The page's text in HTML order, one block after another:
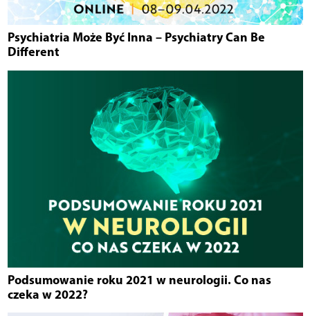
Psychiatria Może Być Inna – Psychiatry Can Be
Different
Podsumowanie roku 2021 w neurologii. Co nas
czeka w 2022?